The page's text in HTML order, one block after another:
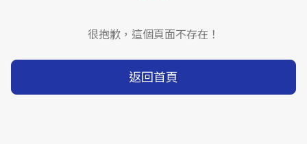
很抱歉，這個頁面不存在！
返回首頁